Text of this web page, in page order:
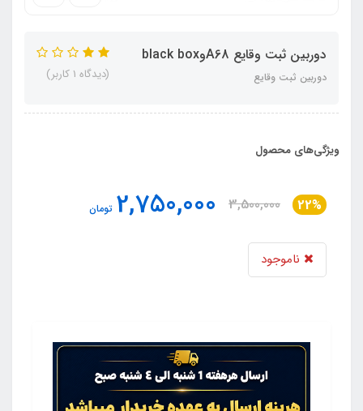
دوربین ثبت وقایع A68وblack box
دوربین ثبت وقایع (دیدگاه 1 کاربر)
ویژگی‌های محصول
22%
3,500,000
2,750,000 تومان
ناموجود